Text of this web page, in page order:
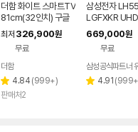
더함 화이트 스마트TV
81cm(32인치) 구글
5.0 QLED 이동식TV
최저 326,900원
무료
더함
별
점
4.84 리
(999+)
판매처2
삼성전자
LGFXKR
마트 비즈니스
8.7cm(55인
669,000원
무료
삼성공식파트너
별 4.91 리
(999+